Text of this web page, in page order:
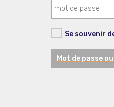
Se souvenir
Mot de passe